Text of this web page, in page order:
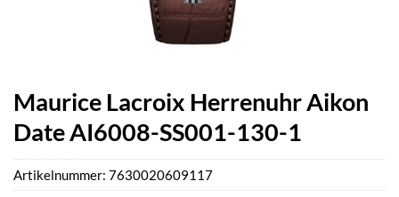
Maurice Lacroix Herrenuhr Aikon
Date AI6008-SS001-130-1
Artikelnummer: 7630020609117